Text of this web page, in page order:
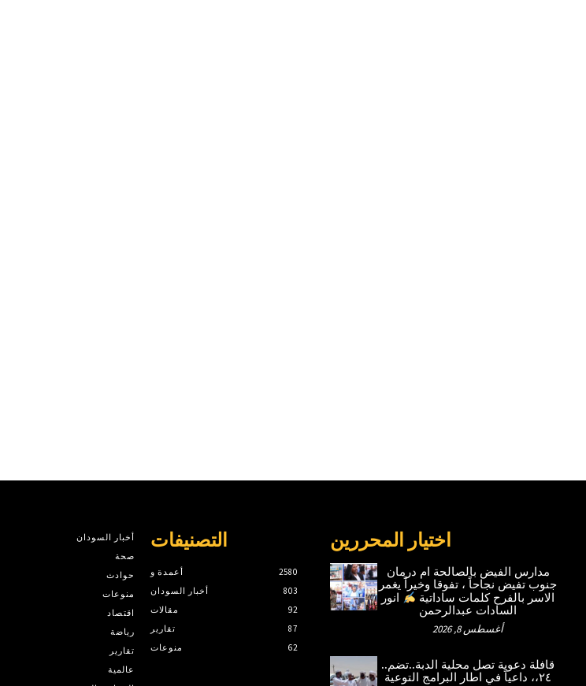
أخبار السودان
صحة
حوادث
منوعات
اقتصاد
رياضة
تقارير
عالمية
التصنيفات
أعمدة و
2580
أخبار السودان
803
مقالات
92
تقارير
87
منوعات
62
اختيار المحررين
مدارس الفيض بالصالحة ام درمان
جنوب تفيض نجاحاً ، تفوقا وخيراً يغمر
الاسر بالفرح كلمات ساداتية
انور
السادات عبدالرحمن
أغسطس 8, 2026
قافلة دعوية تصل محلية الدبة..تضم..
٢٤،، داعياً في اطار البرامج التوعية